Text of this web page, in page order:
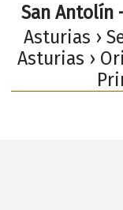
San Antolín
Asturias ›
Asturias ›